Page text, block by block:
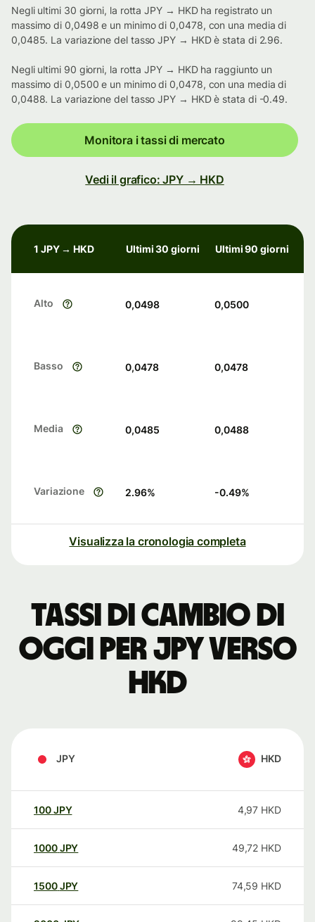
Negli ultimi 30 giorni, la rotta JPY → HKD ha registrato un
massimo di 0,0498 e un minimo di 0,0478, con una media di
0,0485. La variazione del tasso JPY → HKD è stata di 2.96.
Negli ultimi 90 giorni, la rotta JPY → HKD ha raggiunto un
massimo di 0,0500 e un minimo di 0,0478, con una media di
0,0488. La variazione del tasso JPY → HKD è stata di -0.49.
Monitora i tassi di mercato
Vedi il grafico: JPY → HKD
1 JPY → HKD Ultimi 30 giorni Ultimi 90 giorni
Alto 0,0498 0,0500
Basso 0,0478 0,0478
Media 0,0485 0,0488
Variazione 2.96% -0.49%
Visualizza la cronologia completa
Tassi di cambio di
oggi per JPY verso
HKD
JPY HKD
100JPY 4,97 HKD
1000JPY 49,72 HKD
1500JPY 74,59 HKD